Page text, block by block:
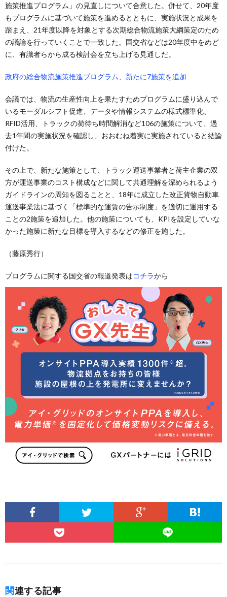
施策推進プログラム」の見直しについて合意した。併せて、20年度
もプログラムに基づいて施策を進めるとともに、実施状況と成果を
踏まえ、21年度以降を対象とする次期総合物流施策大綱策定のため
の議論を行っていくことで一致した。国交省などは20年度中をめど
に、有識者らから成る検討会を立ち上げる見通しだ。
政府の総合物流施策推進プログラム、新たに7施策を追加
会議では、物流の生産性向上を果たすためプログラムに盛り込んで
いるモーダルシフト促進、データや情報システムの様式標準化、
RFID活用、トラックの荷待ち時間解消など106の施策について、過
去1年間の実施状況を確認し、おおむね着実に実施されていると結論
付けた。
その上で、新たな施策として、トラック運送事業者と荷主企業の双
方が運送事業のコスト構成などに関して共通理解を深められるよう
ガイドラインの周知を図ることと、18年に成立した改正貨物自動車
運送事業法に基づく「標準的な運賃の告示制度」を適切に運用する
ことの2施策を追加した。他の施策についても、KPIを設定していな
かった施策に新たな目標を導入するなどの修正を施した。
（藤原秀行）
プログラムに関する国交省の報道発表はコチラから
関連する記事